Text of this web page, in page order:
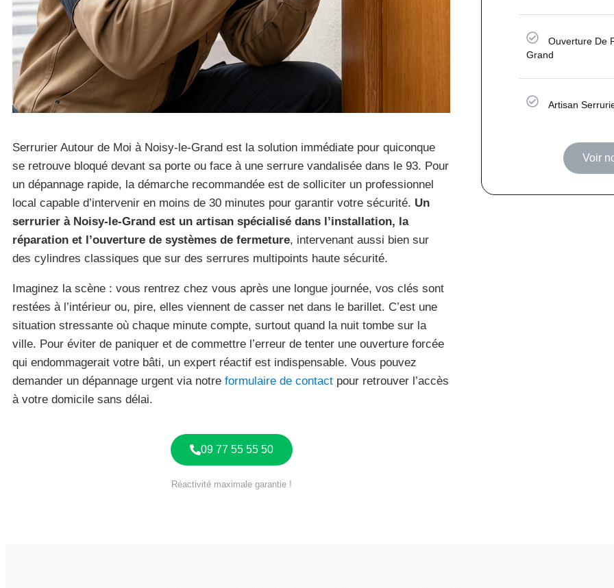
Serrurier Autour de Moi à Noisy-le-Grand est la solution immédiate pour quiconque
se retrouve bloqué devant sa porte ou face à une serrure vandalisée dans le 93. Pour
un dépannage rapide, la démarche recommandée est de solliciter un professionnel
local capable d’intervenir en moins de 30 minutes pour garantir votre sécurité. Un
serrurier à Noisy-le-Grand est un artisan spécialisé dans l’installation, la
réparation et l’ouverture de systèmes de fermeture, intervenant aussi bien sur
des cylindres classiques que sur des serrures multipoints haute sécurité.
Imaginez la scène : vous rentrez chez vous après une longue journée, vos clés sont
restées à l’intérieur ou, pire, elles viennent de casser net dans le barillet. C’est une
situation stressante où chaque minute compte, surtout quand la nuit tombe sur la
ville. Pour éviter de paniquer et de commettre l’erreur de tenter une ouverture forcée
qui endommagerait votre bâti, un expert réactif est indispensable. Vous pouvez
demander un dépannage urgent via notre formulaire de contact pour retrouver l’accès
à votre domicile sans délai.
09 77 55 55 50
Réactivité maximale garantie !
Ouverture De
Grand
Artisan
Voir